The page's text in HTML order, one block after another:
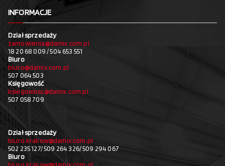
INFORMACJE
Dział sprzedaży
zamowienia@damix.com.pl
18 20 68 009 / 504 653 551
Biuro
biuro@damix.com.pl
507 064 503
Księgowość
ksiegowosc@damix.com.pl
507 058 709
Dział sprzedaży
biuro.krakow@damix.com.pl
502 235 127/ 509 264 326/ 509 294 067
Biuro